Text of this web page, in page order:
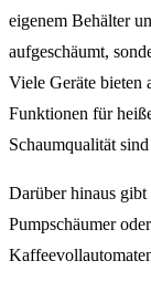
eigenem Behälter
aufgeschäumt,
Viele Geräte bieten
Funktionen für
Schaumqualität
Darüber hinaus gibt
Pumpschäumer